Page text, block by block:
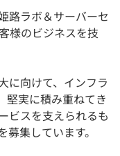
路ラボ＆サーバーセ
様のビジネスを技
に向けて、インフラ
堅実に積み重ねてき
ビスを支えられるも
集しています。